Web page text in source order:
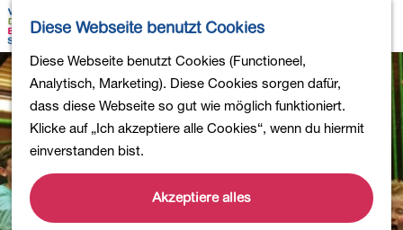
Diese Webseite benutzt Cookies
Diese Webseite benutzt Cookies (Functioneel,
Analytisch, Marketing). Diese Cookies sorgen dafür,
dass diese Webseite so gut wie möglich funktioniert.
Klicke auf „Ich akzeptiere alle Cookies“, wenn du hiermit
einverstanden bist.
Akzeptiere alles
G
e
h
e
n
S
i
e
K
r
t
e
S
c
h
e
n
e
n
ü
Einkaufen
Essen und Trinken
Kinderaktivitäten
In die Natur
Polder und Seen
Museen und mehr
Aktiv und gesund
4-Tage-Wanderung